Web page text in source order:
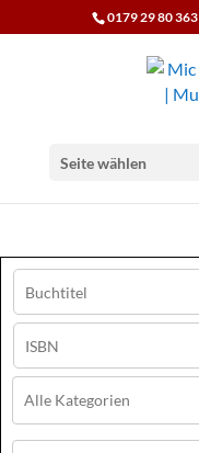
0179 29 80 363
Seite wählen